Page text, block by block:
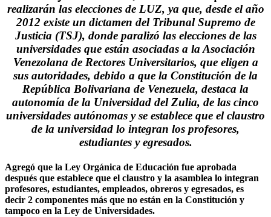
realizarán las elecciones de LUZ, ya que, desde el año
2012 existe un dictamen del Tribunal Supremo de
Justicia (TSJ), donde paralizó las elecciones de las
universidades que están asociadas a la Asociación
Venezolana de Rectores Universitarios, que eligen a
sus autoridades, debido a que la Constitución de la
República Bolivariana de Venezuela, destaca la
autonomía de la Universidad del Zulia, de las cinco
universidades autónomas y se establece que el claustro
de la universidad lo integran los profesores,
estudiantes y egresados.
Agregó que la Ley Orgánica de Educación fue aprobada
después que establece que el claustro y la asamblea lo integran
profesores, estudiantes, empleados, obreros y egresados, es
decir 2 componentes más que no están en la Constitución y
tampoco en la Ley de Universidades.